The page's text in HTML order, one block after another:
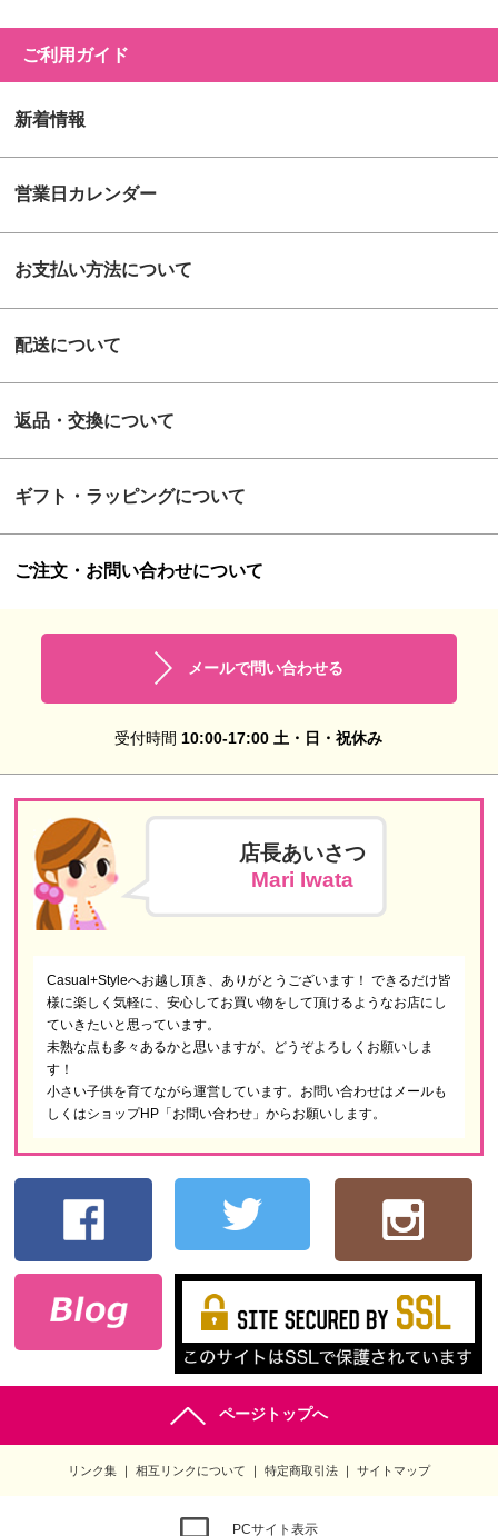
ご利用ガイド
新着情報
営業日カレンダー
お支払い方法について
配送について
返品・交換について
ギフト・ラッピングについて
ご注文・お問い合わせについて
メールで問い合わせる
受付時間 10:00-17:00 土・日・祝休み
店長あいさつ
Mari Iwata
Casual+Styleへお越し頂き、ありがとうございます！ できるだけ皆
様に楽しく気軽に、安心してお買い物をして頂けるようなお店にし
ていきたいと思っています。
未熟な点も多々あるかと思いますが、どうぞよろしくお願いしま
す！
小さい子供を育てながら運営しています。お問い合わせはメールも
しくはショップHP「お問い合わせ」からお願いします。
ページトップへ
リンク集 相互リンクについて 特定商取引法 サイトマップ
PCサイト表示